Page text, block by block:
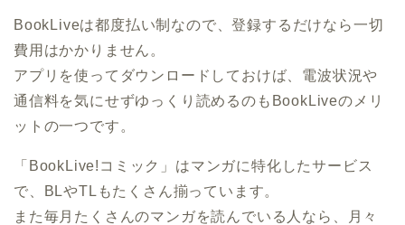
BookLiveは都度払い制なので、登録するだけなら一切
費用はかかりません。
アプリを使ってダウンロードしておけば、電波状況や
通信料を気にせずゆっくり読めるのもBookLiveのメリ
ットの一つです。
「BookLive!コミック」はマンガに特化したサービス
で、BLやTLもたくさん揃っています。
また毎月たくさんのマンガを読んでいる人なら、月々